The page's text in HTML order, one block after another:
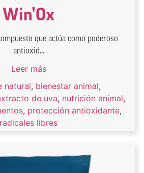
Win’Ox
que actúa como poderoso
antioxid...
Leer más
natural, bienestar animal,
de uva, nutrición animal,
, protección antioxidante,
radicales libres